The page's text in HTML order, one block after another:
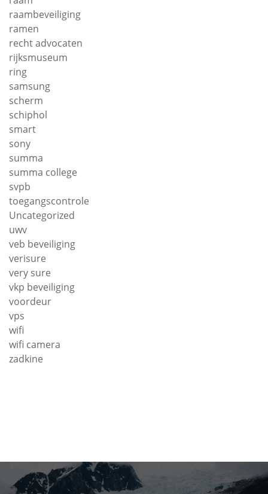
raambeveiliging
ramen
recht advocaten
rijksmuseum
ring
samsung
scherm
schiphol
smart
sony
summa
summa college
svpb
toegangscontrole
Uncategorized
uwv
veb beveiliging
verisure
very sure
vkp beveiliging
voordeur
vps
wifi
wifi camera
zadkine